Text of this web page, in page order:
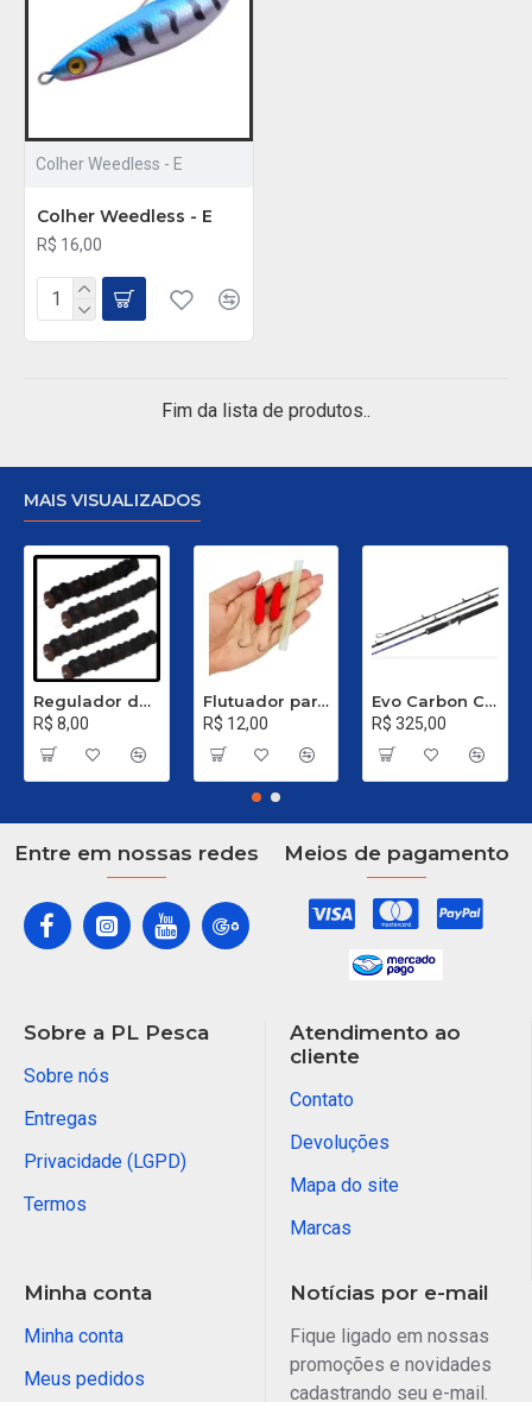
Colher Weedless - E
Colher Weedless - E
R$ 16,00
Fim da lista de produtos..
MAIS VISUALIZADOS
Regulador de Chumbada STOP Nº 1
R$ 8,00
Flutuador para Salsicha Nº 9
R$ 12,00
Evo Carbon C 661 XH - 40 a 80 Libras
R$ 325,00
Entre em nossas redes Meios de pagamento
Sobre a PL Pesca
Sobre nós
Entregas
Privacidade (LGPD)
Termos
Atendimento ao
cliente
Contato
Devoluções
Mapa do site
Marcas
Minha conta
Minha conta
Meus pedidos
Notícias por e-mail
Fique ligado em nossas
promoções e novidades
cadastrando seu e-mail.